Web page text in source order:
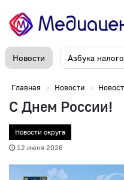
Новости Азбука
Главная Новости
С Днем России!
Новости округа
12 июня 2026